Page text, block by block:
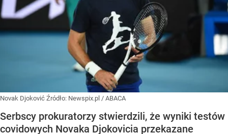
Novak Djoković Źródło: Newspix.pl / ABACA
Serbscy prokuratorzy stwierdzili, że wyniki testów
covidowych Novaka Djokovicia przekazane